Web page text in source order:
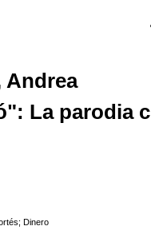
Andrea
La parodia
; Dinero